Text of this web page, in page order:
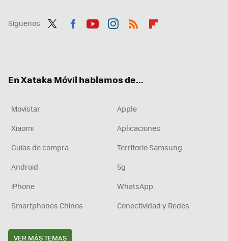
Síguenos
En Xataka Móvil hablamos de...
Movistar
Apple
Xiaomi
Aplicaciones
Guías de compra
Territorio Samsung
Android
5g
iPhone
WhatsApp
Smartphones Chinos
Conectividad y Redes
VER MÁS TEMAS